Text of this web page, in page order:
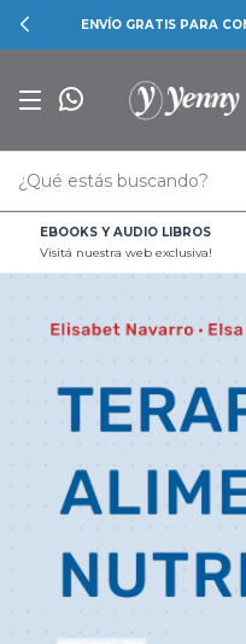
ENVÍO GRATIS PARA
EBOOKS Y AUDIO LIBROS
Visitá nuestra web exclusiva!